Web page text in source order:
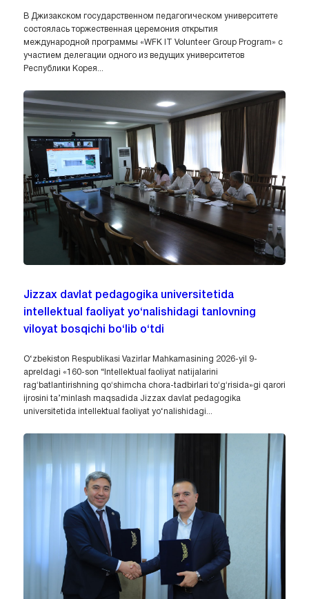
В Джизакском государственном педагогическом университете
состоялась торжественная церемония открытия
международной программы «WFK IT Volunteer Group Program» с
участием делегации одного из ведущих университетов
Республики Корея...
Jizzax davlat pedagogika universitetida
intellektual faoliyat yo‘nalishidagi tanlovning
viloyat bosqichi bo‘lib o‘tdi
O‘zbekiston Respublikasi Vazirlar Mahkamasining 2026-yil 9-
apreldagi «160-son “Intellektual faoliyat natijalarini
ragʻbatlantirishning qoʻshimcha chora-tadbirlari toʻgʻrisida»gi qarori
ijrosini ta’minlash maqsadida Jizzax davlat pedagogika
universitetida intellektual faoliyat yo‘nalishidagi...